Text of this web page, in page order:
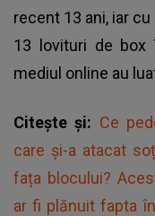
recent 13 ani, iar
13 lovituri de box
mediul online au
Citește și: Ce
care și-a atacat
fața blocului?
ar fi plănuit fapta